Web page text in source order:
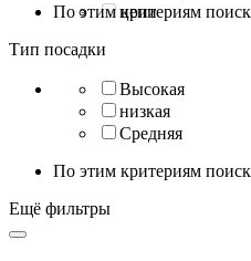
цепи
По этим критериям
Тип посадки
Высокая
низкая
Средняя
По этим критериям
Ещё фильтры